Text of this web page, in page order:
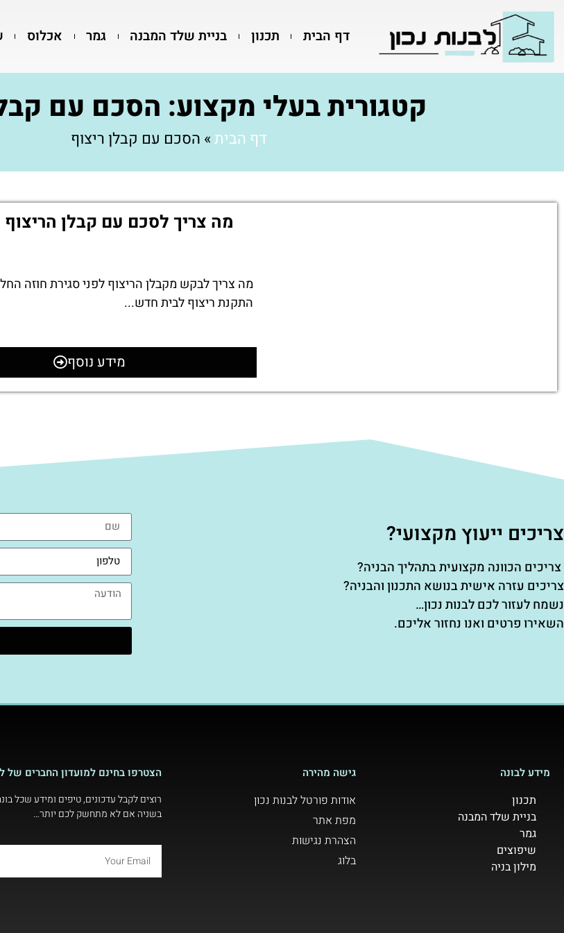
דף הבית תכנון בניית שלד המבנה גמר אכלוס
קטגורית בעלי מקצוע: הסכם עם
דף הבית» הסכם עם קבלן ריצוף
מה צריך לסכם עם קבלן הריצוף
מה צריך לבקש מקבלן הריצוף לפני סגירת חוזה
התקנת ריצוף לבית חדש...
מידע נוסף
צריכים ייעוץ מקצועי?
צריכים הכוונה מקצועית בתהליך הבניה?
צריכים עזרה אישית בנושא התכנון והבניה?
נשמח לעזור לכם לבנות נכון…
השאירו פרטים ואנו נחזור אליכם.
מידע לבונה
תכנון
בניית שלד המבנה
גמר
שיפוצים
מילון בניה
גישה מהירה
אודות פורטל לבנות נכון
מפת אתר
הצהרת נגישות
בלוג
הצטרפו בחינם למועדון החברים של
רוצים לקבל עדכונים, טיפים ומידע שכל
בשניה אם לא מתחשק לכם יותר…